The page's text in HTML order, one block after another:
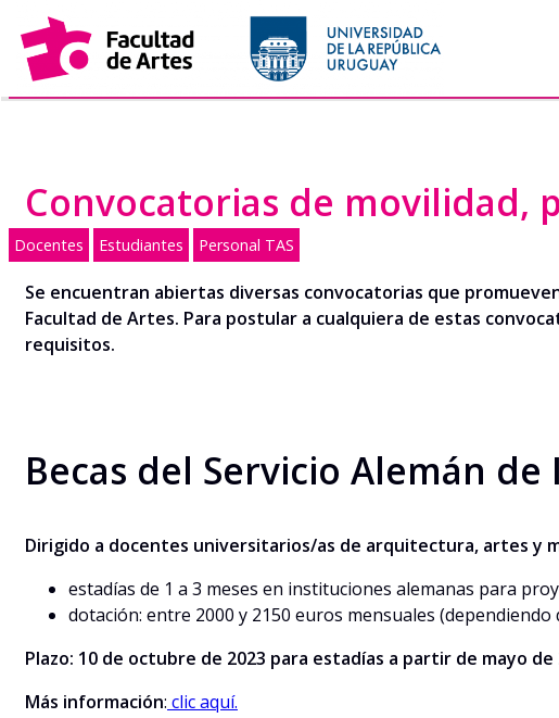
Saltar
al
contenido
Convocatorias de movilidad,
Docentes Estudiantes Personal TAS
Se encuentran abiertas diversas convocatorias que
Facultad de Artes. Para postular a cualquiera de estas
requisitos.
Becas del Servicio Alemán
Dirigido a docentes universitarios/as de arquitectura, artes y
estadías de 1 a 3 meses en instituciones alemanas para
dotación: entre 2000 y 2150 euros mensuales (dependiendo
Plazo: 10 de octubre de 2023 para estadías a partir de mayo
Más información: clic aquí.